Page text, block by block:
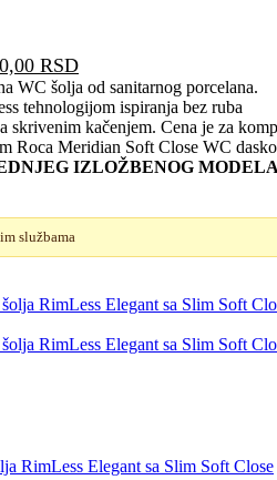
RSD.
RSDTrenutna
cena
je:
27.600,00 RSD.
WC šolja od sanitarnog porcelana.
tehnologijom ispiranja bez ruba
skrivenim kačenjem. Cena je za
Roca Meridian Soft Close WC
IZLOŽBENOG MODELA
službama
RimLess Elegant sa Slim Soft Close